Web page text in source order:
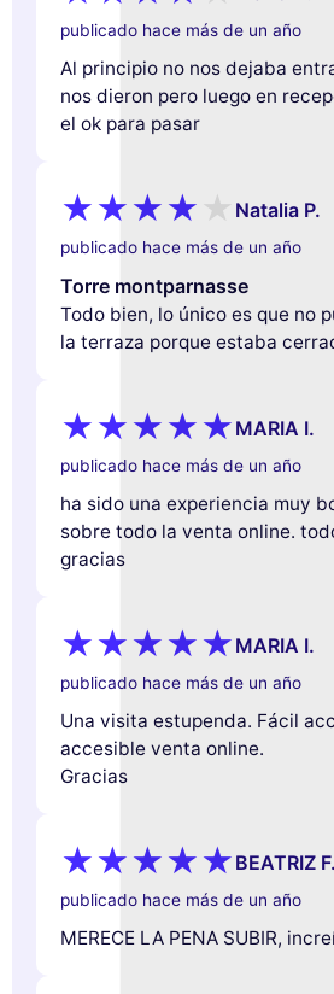
publicado hace más de un año
Al principio no nos dejaba
nos dieron pero luego en
el ok para pasar
Natalia P.
publicado hace más de un año
Torre montparnasse
Todo bien, lo único es que no
la terraza porque estaba
MARIA I.
publicado hace más de un año
ha sido una experiencia muy
sobre todo la venta online.
gracias
MARIA I.
publicado hace más de un año
Una visita estupenda. Fácil
accesible venta online.
Gracias
BEATRIZ F.
publicado hace más de un año
MERECE LA PENA SUBIR,